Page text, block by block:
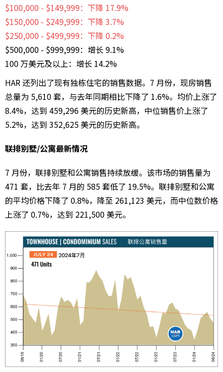
$100,000 - $149,999：下降 17.9%
$150,000 - $249,999：下降 3.7%
$250,000 - $499,999：下降 0.2%
$500,000 - $999,999：增长 9.1%
100 万美元及以上：增长 14.2%
HAR 还列出了现有独栋住宅的销售数据。7 月份，现房销售
总量为 5,610 套，与去年同期相比下降了 1.6%。均价上涨了
8.4%，达到 459,296 美元的历史新高，中位销售价上涨了
5.2%，达到 352,625 美元的历史新高。
联排别墅/公寓最新情况
7 月份，联排别墅和公寓销售持续放缓。该市场的销售量为
471 套，比去年 7 月的 585 套低了 19.5%。联排别墅和公寓
的平均价格下降了 0.8%，降至 261,123 美元，而中位数价格
上涨了 0.7%，达到 221,500 美元。